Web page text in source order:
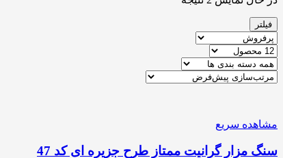
فیلتر
مشاهده سریع
سنگ مزار گرانیت ممتاز طرح جزیره ای کد 47